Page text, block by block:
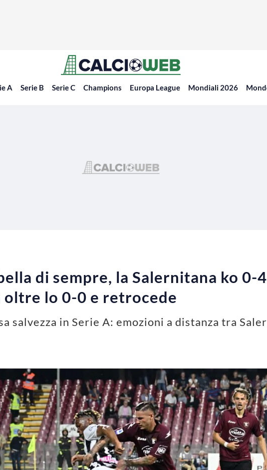
A Serie B Serie C Champions Europa League Mondiali 2026
di sempre, la Salernitana ko 0-
oltre lo 0-0 e retrocede
salvezza in Serie A: emozioni a distanza tra